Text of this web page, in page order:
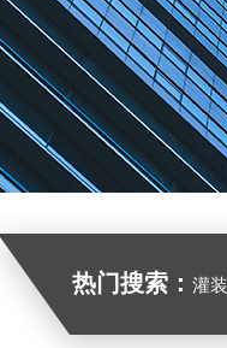
热门搜索： 灌